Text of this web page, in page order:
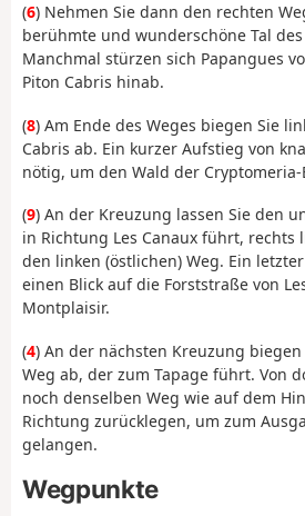
(6) Nehmen Sie dann den rechten
berühmte und wunderschöne Tal
Manchmal stürzen sich Papangues
Piton Cabris hinab.
(8) Am Ende des Weges biegen Sie
Cabris ab. Ein kurzer Aufstieg von
nötig, um den Wald der
(9) An der Kreuzung lassen Sie den
in Richtung Les Canaux führt, rechts
den linken (östlichen) Weg. Ein
einen Blick auf die Forststraße von
Montplaisir.
(4) An der nächsten Kreuzung
Weg ab, der zum Tapage führt. Von
noch denselben Weg wie auf dem
Richtung zurücklegen, um zum
gelangen.
Wegpunkte